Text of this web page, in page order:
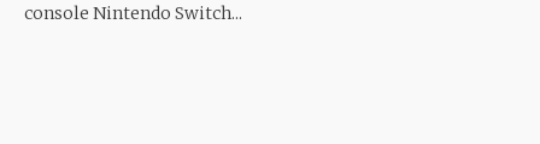
console Nintendo Switch...